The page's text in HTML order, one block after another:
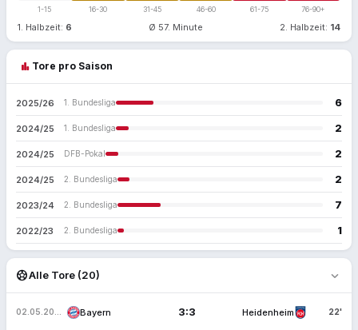
1-15 16-30 31-45 46-60 61-75 76-90+
1. Halbzeit: 6 Ø 57. Minute 2. Halbzeit: 14
bar_chart Tore pro Saison
2025/26 1. Bundesliga 6
2024/25 1. Bundesliga 2
2024/25 DFB-Pokal 2
2024/25 2. Bundesliga 2
2023/24 2. Bundesliga 7
2022/23 2. Bundesliga 1
sports_soccerAlle Tore (20) expand_more
Bayern 3:3 Heidenheim 22'